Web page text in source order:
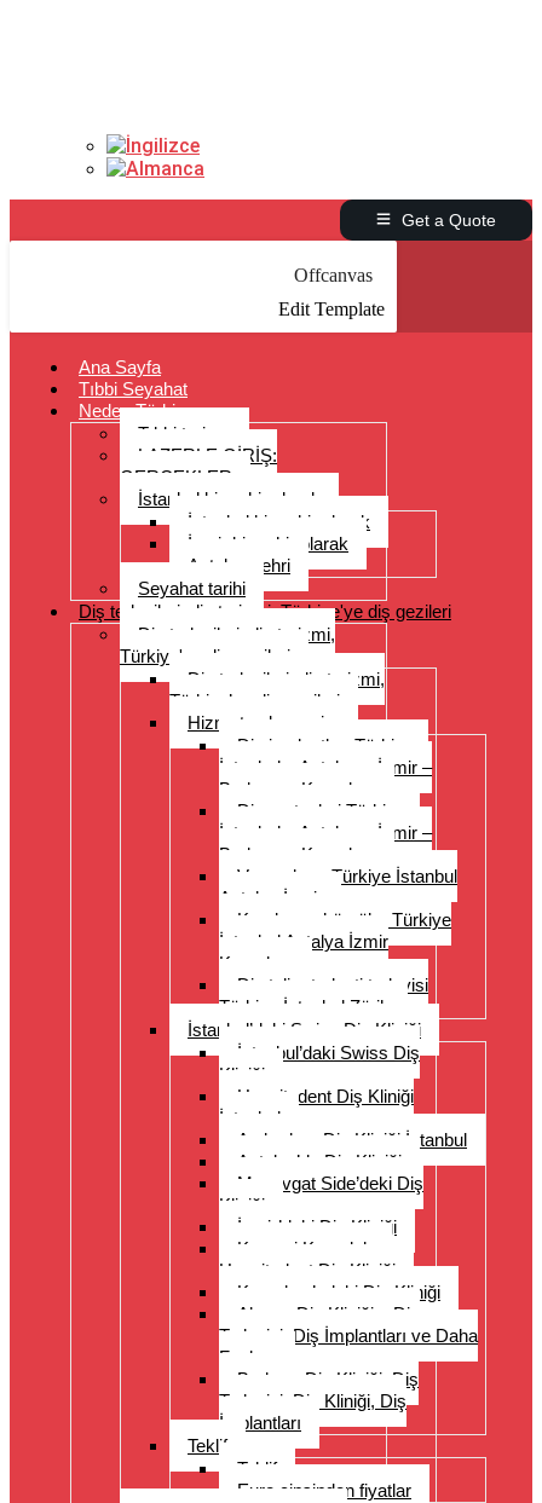
Get a Quote
Offcanvas
Edit Template
Ana Sayfa
Tıbbi Seyahat
Neden Türkiye
Tıbbi turizm
LAZERLE GİRİŞ:
GERÇEKLER
İstanbul bir şehir olarak
İstanbul bir şehir olarak
İzmir bir şehir olarak
Antalya şehri
Seyahat tarihi
Diş tedavileri, diş turizmi, Türkiye'ye diş gezileri
Diş tedavileri, diş turizmi,
Türkiye'ye diş gezileri
Diş tedavileri, diş turizmi,
Türkiye’ye diş gezileri
Hizmet yelpazesi
Diş implantları Türkiye –
İstanbul – Antalya – İzmir –
Bodrum – Kuşadası
Diş protezleri Türkiye –
İstanbul – Antalya – İzmir –
Bodrum – Kuşadası
Veneerler – Türkiye İstanbul
Antalya İzmir
Kronlar ve köprüler Türkiye
İstanbul Antalya İzmir
Kuşadası
Diş teli ortodonti tedavisi
Türkiye İstanbul Zürih
İstanbul’daki Swiss Diş Kliniği
İstanbul’daki Swiss Diş
Kliniği
Hospitadent Diş Kliniği
İstanbul
Acıbadem Diş Kliniği İstanbul
Antalya’da Diş Kliniği
Manavgat Side’deki Diş
Kliniği
İzmir’deki Diş Kliniği
Kayseri Kapadokya
Hospitadent Diş Kliniği
Kuşadası’ndaki Diş Kliniği
Alanya Diş Kliniği – Diş
Tedavisi, Diş İmplantları ve Daha
Fazlası
Bodrum Diş Kliniği, Diş
Tedavisi, Diş Kliniği, Diş
İmplantları
Teklif
Teklif
Euro cinsinden fiyatlar